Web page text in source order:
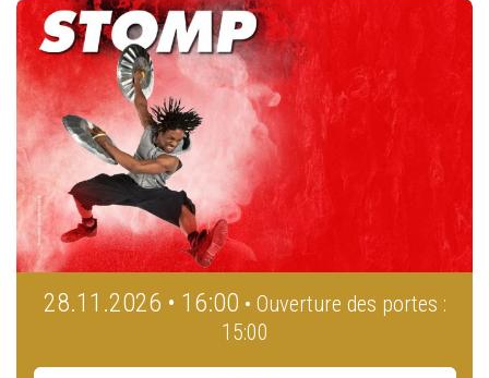
28.11.2026 • 16:00 • Ouverture des portes :
15:00